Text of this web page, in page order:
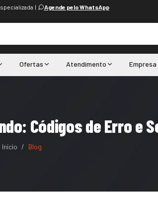
| Agende pelo WhatsApp
Ofertas Atendimento Empresa
Códigos de Erro e
Início / Blog